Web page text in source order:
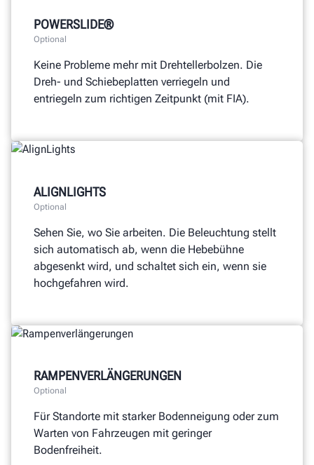
POWERSLIDE®
Optional
Keine Probleme mehr mit Drehtellerbolzen. Die
Dreh- und Schiebeplatten verriegeln und
entriegeln zum richtigen Zeitpunkt (mit FIA).
ALIGNLIGHTS
Optional
Sehen Sie, wo Sie arbeiten. Die Beleuchtung stellt
sich automatisch ab, wenn die Hebebühne
abgesenkt wird, und schaltet sich ein, wenn sie
hochgefahren wird.
RAMPENVERLÄNGERUNGEN
Optional
Für Standorte mit starker Bodenneigung oder zum
Warten von Fahrzeugen mit geringer
Bodenfreiheit.